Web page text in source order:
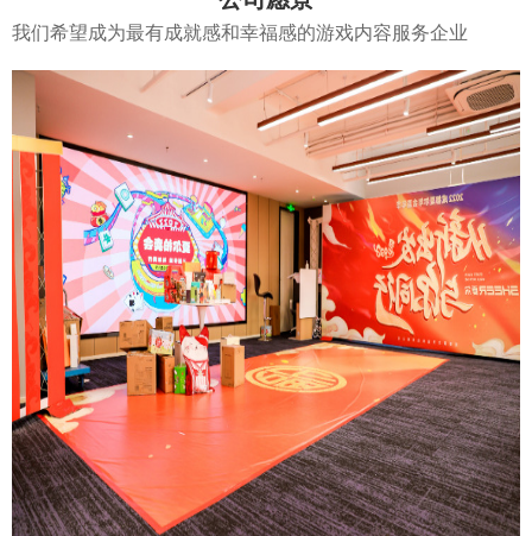
我们希望成为最有成就感和幸福感的游戏内容服务企业